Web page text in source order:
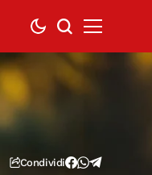
Condividi